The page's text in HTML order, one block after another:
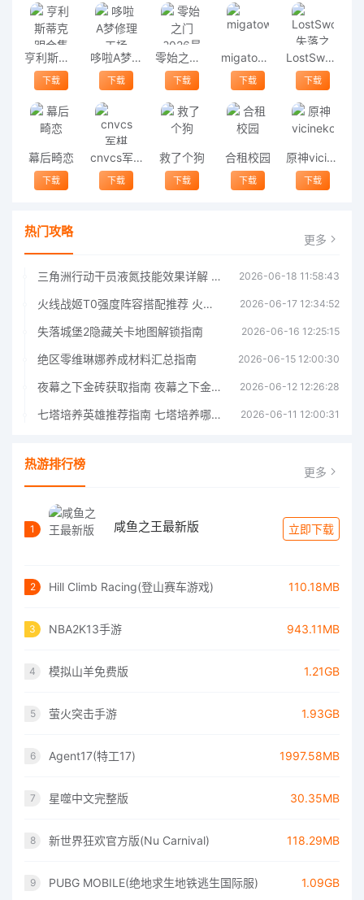
亨利斯蒂克明合集
下载
哆啦A梦修理工场
下载
零始之门2026最新版
下载
migatowemyworld1.68
下载
LostSword失落之剑
下载
幕后畸恋
下载
cnvcs军棋
下载
救了个狗
下载
合租校园
下载
原神vicineko
下载
热门攻略 更多
三角洲行动干员液氮技能效果详解 三角洲行动干员液氮技能介绍 2026-06-18 11:58:43
火线战姬T0强度阵容搭配推荐 火线战姬T0强度阵容哪个好 2026-06-17 12:34:52
失落城堡2隐藏关卡地图解锁指南 2026-06-16 12:25:15
绝区零维琳娜养成材料汇总指南 2026-06-15 12:00:30
夜幕之下金砖获取指南 夜幕之下金砖获取方法 2026-06-12 12:26:28
七塔培养英雄推荐指南 七塔培养哪个英雄好 2026-06-11 12:00:31
热游排行榜 更多
1 咸鱼之王最新版 立即下载
2 Hill Climb Racing(登山赛车游戏) 110.18MB
3 NBA2K13手游 943.11MB
4 模拟山羊免费版 1.21GB
5 萤火突击手游 1.93GB
6 Agent17(特工17) 1997.58MB
7 星噬中文完整版 30.35MB
8 新世界狂欢官方版(Nu Carnival) 118.29MB
9 PUBG MOBILE(绝地求生地铁逃生国际服) 1.09GB